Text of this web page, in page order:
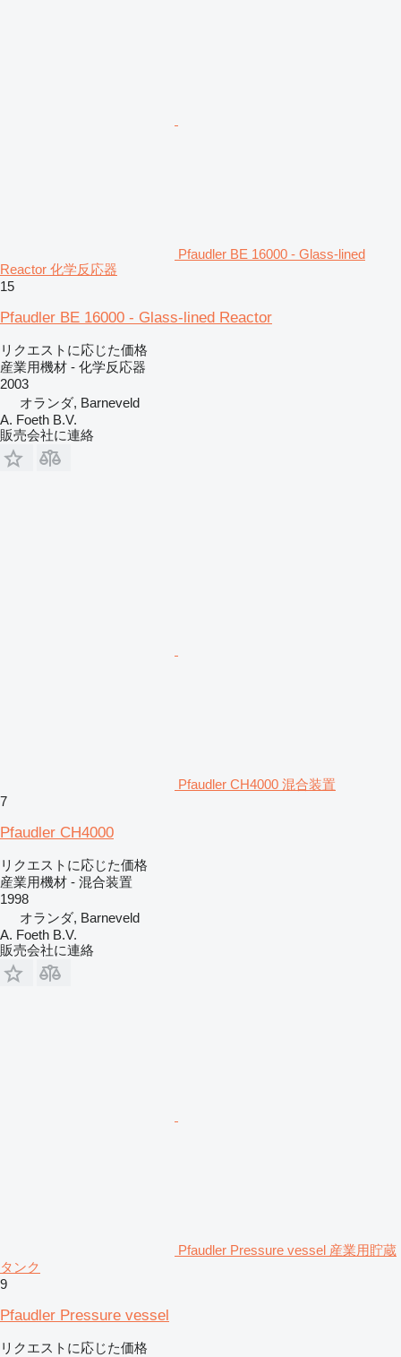
Pfaudler BE 16000 - Glass-lined
Reactor 化学反応器
15
Pfaudler BE 16000 - Glass-lined Reactor
リクエストに応じた価格
産業用機材 - 化学反応器
2003
オランダ, Barneveld
A. Foeth B.V.
販売会社に連絡
Pfaudler CH4000 混合装置
7
Pfaudler CH4000
リクエストに応じた価格
産業用機材 - 混合装置
1998
オランダ, Barneveld
A. Foeth B.V.
販売会社に連絡
Pfaudler Pressure vessel 産業用貯蔵
タンク
9
Pfaudler Pressure vessel
リクエストに応じた価格